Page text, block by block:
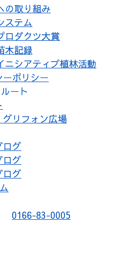
の取り組み
ステム
ロダクツ大賞
木記録
ニシアティブ植林活動
ポリシー
ート
リフォン広場
ログ
ログ
ログ
0166-83-0005